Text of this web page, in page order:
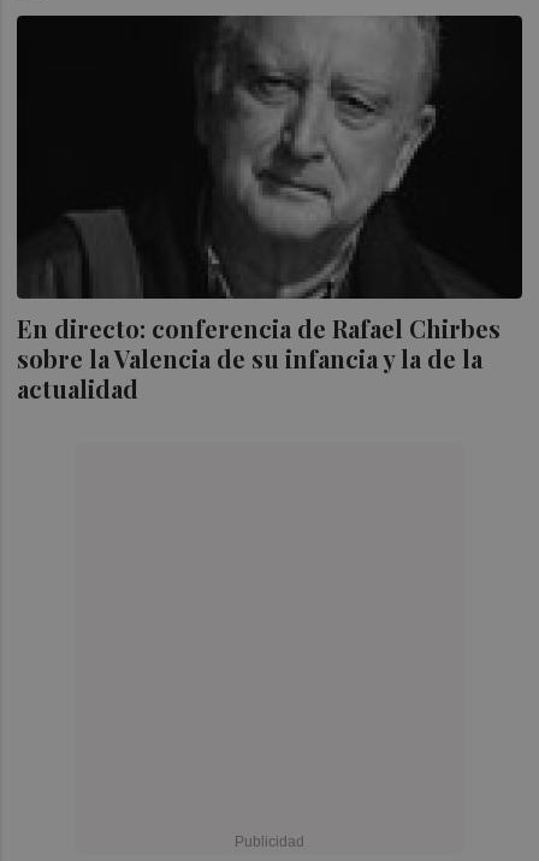
En directo: conferencia de Rafael Chirbes
sobre la Valencia de su infancia y la de la
actualidad